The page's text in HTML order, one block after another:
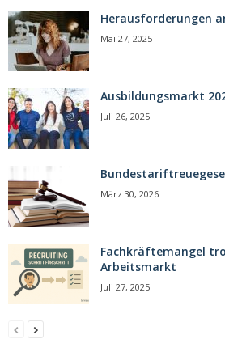
Herausforderungen
Mai 27, 2025
Ausbildungsmarkt
Juli 26, 2025
März 30, 2026
Fachkräftemangel
Arbeitsmarkt
Juli 27, 2025